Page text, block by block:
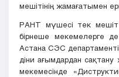
мешітінің жамағатымен
РАНТ мүшесі тек мешіт
бірнеше мекемелерге
Астана СЭС
дiни ағымдардан
мекемесінде